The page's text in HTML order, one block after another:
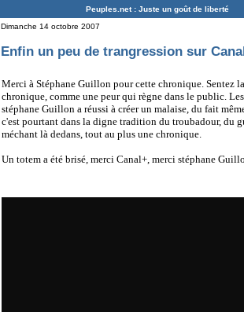
Peuples.net : Juste un goût de liberté
Dimanche 14 octobre 2007
Enfin un peu de trangression sur
Merci à Stéphane Guillon pour cette chronique. Sentez
chronique, comme une peur qui règne dans le public.
stéphane Guillon a réussi à créer un malaise, du fait
c'est pourtant dans la digne tradition du troubadour, du
méchant là dedans, tout au plus une chronique.
Un totem a été brisé, merci Canal+, merci stéphane